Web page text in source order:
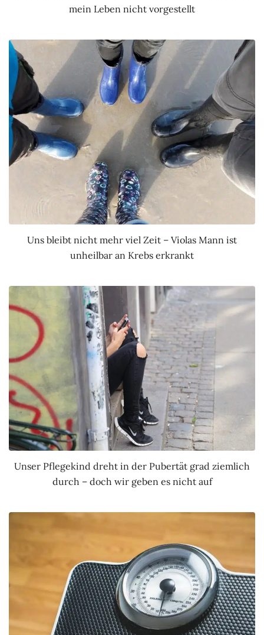
mein Leben nicht vorgestellt
Uns bleibt nicht mehr viel Zeit – Violas Mann ist
unheilbar an Krebs erkrankt
Unser Pflegekind dreht in der Pubertät grad ziemlich
durch – doch wir geben es nicht auf